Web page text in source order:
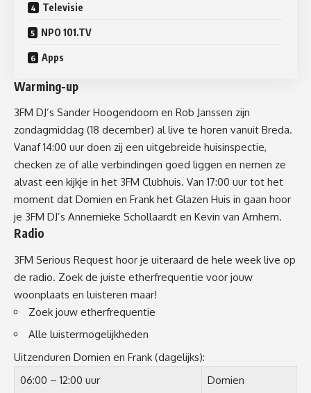
Televisie
NPO 101.TV
Apps
Warming-up
3FM DJ’s Sander Hoogendoorn en Rob Janssen zijn
zondagmiddag (18 december) al live te horen vanuit Breda.
Vanaf 14:00 uur doen zij een uitgebreide huisinspectie,
checken ze of alle verbindingen goed liggen en nemen ze
alvast een kijkje in het 3FM Clubhuis. Van 17:00 uur tot het
moment dat Domien en Frank het Glazen Huis in gaan hoor
je 3FM DJ’s Annemieke Schollaardt en Kevin van Arnhem.
Radio
3FM Serious Request hoor je uiteraard de hele week live op
de radio. Zoek de juiste etherfrequentie voor jouw
woonplaats en luisteren maar!
Zoek jouw etherfrequentie
Alle luistermogelijkheden
Uitzenduren Domien en Frank (dagelijks):
06:00 – 12:00 uur
Domien